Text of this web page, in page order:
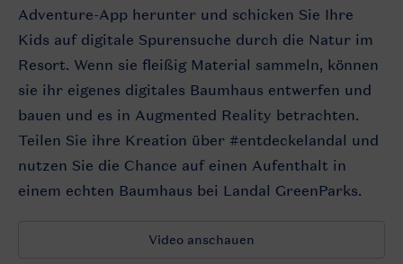
Adventure-App herunter und schicken Sie Ihre
Kids auf digitale Spurensuche durch die Natur im
Resort. Wenn sie fleißig Material sammeln, können
sie ihr eigenes digitales Baumhaus entwerfen und
bauen und es in Augmented Reality betrachten.
Teilen Sie ihre Kreation über #entdeckelandal und
nutzen Sie die Chance auf einen Aufenthalt in
einem echten Baumhaus bei Landal GreenParks.
Video anschauen